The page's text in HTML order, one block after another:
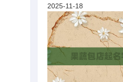
2025-11-18